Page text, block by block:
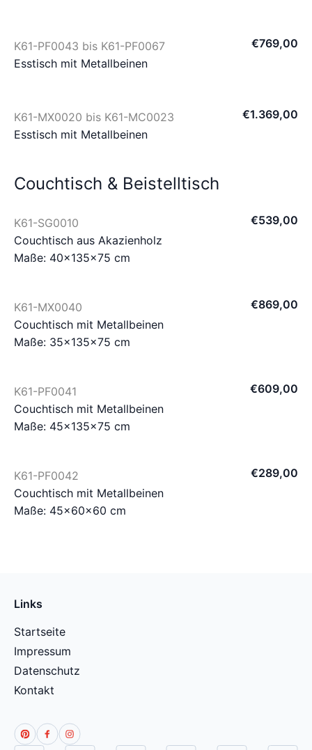
K61-PF0043 bis K61-PF0067 €769,00
Esstisch mit Metallbeinen
K61-MX0020 bis K61-MC0023 €1.369,00
Esstisch mit Metallbeinen
Couchtisch & Beistelltisch
K61-SG0010 €539,00
Couchtisch aus Akazienholz
Maße: 40×135×75 cm
K61-MX0040 €869,00
Couchtisch mit Metallbeinen
Maße: 35×135×75 cm
K61-PF0041 €609,00
Couchtisch mit Metallbeinen
Maße: 45×135×75 cm
K61-PF0042 €289,00
Couchtisch mit Metallbeinen
Maße: 45×60×60 cm
Links
Startseite
Impressum
Datenschutz
Kontakt